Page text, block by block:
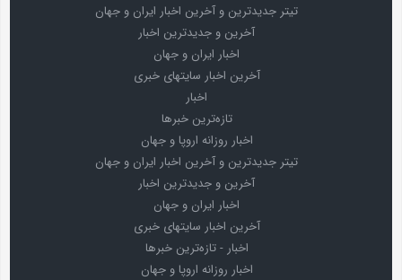
تیتر جدیدترین و آخرین اخبار ایران و جهان
آخرین و جدیدترین اخبار
اخبار ایران و جهان
آخرین اخبار سایتهای خبری
اخبار
تازه‌ترین خبرها
اخبار روزانه اروپا و جهان
تیتر جدیدترین و آخرین اخبار ایران و جهان
آخرین و جدیدترین اخبار
اخبار ایران و جهان
آخرین اخبار سایتهای خبری
اخبار - تازه‌ترین خبرها
اخبار روزانه اروپا و جهان